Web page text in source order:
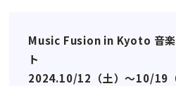
Music Fusion in Kyoto 音楽
ト
2024.10/12（土）〜10/19（